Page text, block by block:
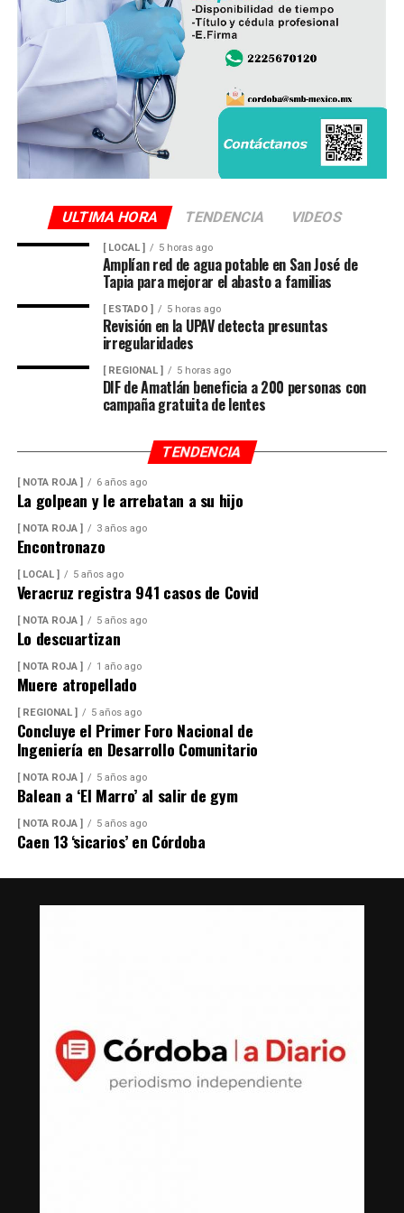
administración, con el objetivo de mejorar las vialidades
y fortalecer los servicios en distintos sectores del
municipio.
ULTIMA HORA TENDENCIA VIDEOS
[ LOCAL ] 5 horas ago
Amplían red de agua potable en San José de
Tapia para mejorar el abasto a familias
[ ESTADO ] 5 horas ago
Revisión en la UPAV detecta presuntas
irregularidades
[ REGIONAL ] 5 horas ago
DIF de Amatlán beneficia a 200 personas con
campaña gratuita de lentes
TENDENCIA
[ NOTA ROJA ] 6 años ago
La golpean y le arrebatan a su hijo
[ NOTA ROJA ] 3 años ago
Encontronazo
[ LOCAL ] 5 años ago
Veracruz registra 941 casos de Covid
[ NOTA ROJA ] 5 años ago
Lo descuartizan
[ NOTA ROJA ] 1 año ago
Muere atropellado
[ REGIONAL ] 5 años ago
Concluye el Primer Foro Nacional de
Ingeniería en Desarrollo Comunitario
[ NOTA ROJA ] 5 años ago
Balean a ‘El Marro’ al salir de gym
[ NOTA ROJA ] 5 años ago
Caen 13 ‘sicarios’ en Córdoba